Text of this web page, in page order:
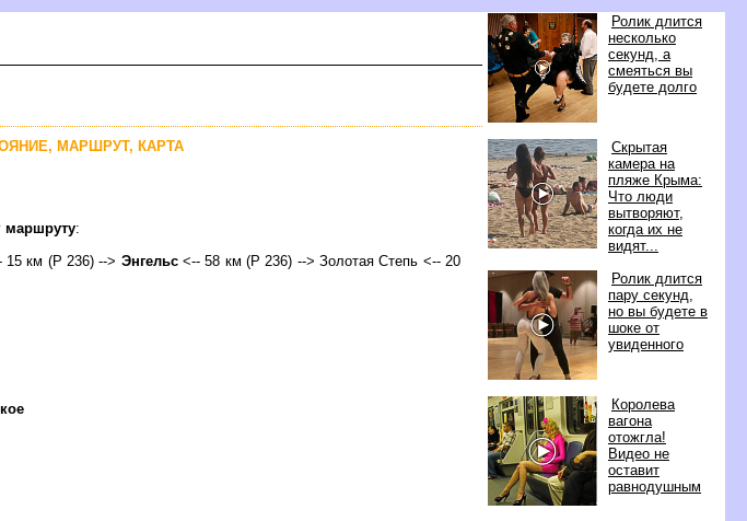
Ролик длится
несколько
секунд, а
смеяться вы
удете долго
Скрытая
камера на
пляже Крыма:
Что люди
ытворяют,
когда их не
идят...
Ролик длится
пару секунд,
но вы будете
шоке от
увиденного
Королева
агона
отожгла!
идео не
оставит
равнодушным
МАРШРУТ, КАРТА
маршруту:
15 км (Р 236) --> Энгельс<-- 58 км (Р 236) --> Золотая Степь <-- 20